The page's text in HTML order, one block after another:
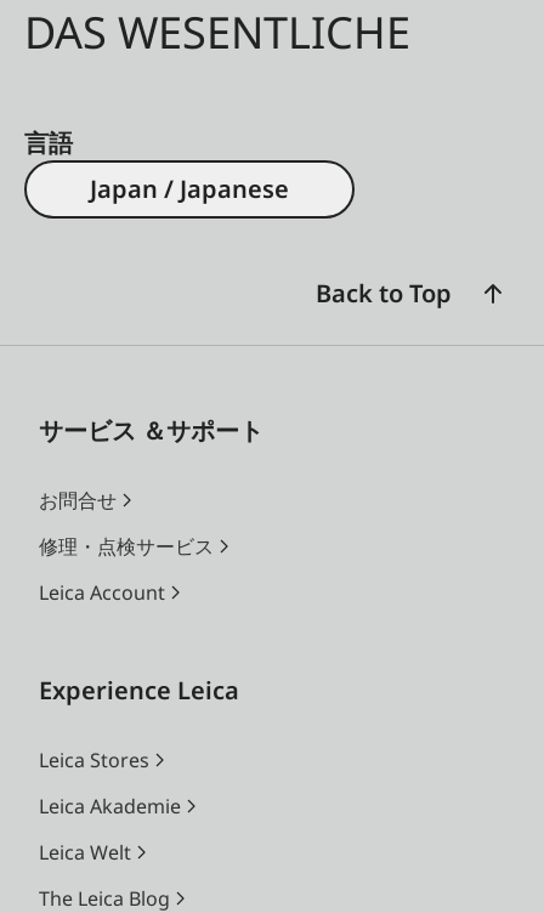
DAS WESENTLICHE
言語
Japan / Japanese
Back to Top
サービス ＆サポート
お問合せ
修理・点検サービス
Leica Account
Experience Leica
Leica Stores
Leica Akademie
Leica Welt
The Leica Blog